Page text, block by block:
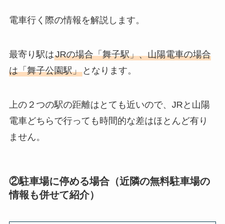
電車行く際の情報を解説します。
最寄り駅はJRの場合「舞子駅」、山陽電車の場合
は「舞子公園駅」となります。
上の２つの駅の距離はとても近いので、JRと山陽
電車どちらで行っても時間的な差はほとんど有り
ません。
②駐車場に停める場合（近隣の無料駐車場の
情報も併せて紹介）